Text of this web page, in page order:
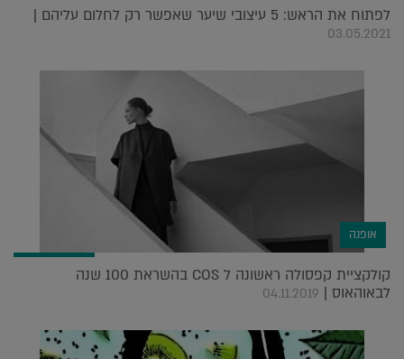
לפתוח את הראש: 5 עיצובי שיער שאפשר רק לחלום עליהם |
03.05.2021
אופנה
קולקציית קפסולה ראשונה ל COS בהשראת 100 שנה
לבאוהאוס | 04.11.2019